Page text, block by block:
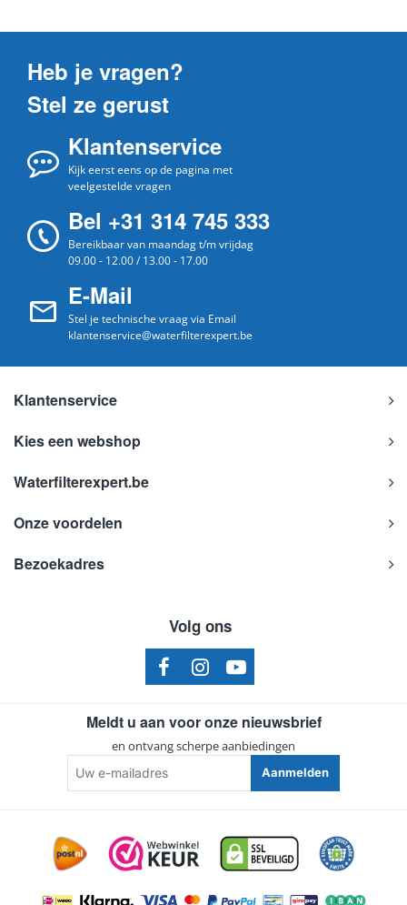
Heb je vragen?
Stel ze gerust
Klantenservice
Kijk eerst eens op de pagina met
veelgestelde vragen
Bel +31 314 745 333
Bereikbaar van maandag t/m vrijdag
09.00 - 12.00 / 13.00 - 17.00
E-Mail
Stel je technische vraag via Email
klantenservice@waterfilterexpert.be
Klantenservice
Kies een webshop
Waterfilterexpert.be
Onze voordelen
Bezoekadres
Volg ons
Meldt u aan voor onze nieuwsbrief
en ontvang scherpe aanbiedingen
e-
mailadres
Aanmelden